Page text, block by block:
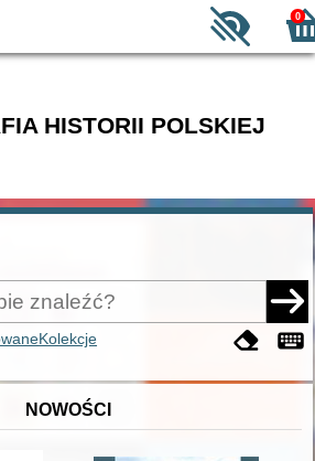
0
HISTORII POLSKIEJ
Kolekcje
NOWOŚCI